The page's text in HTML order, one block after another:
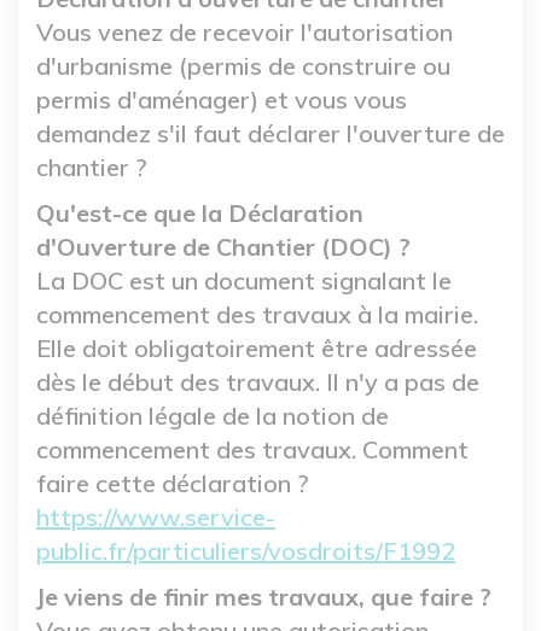
Vous venez de recevoir l'autorisation
d'urbanisme (permis de construire ou
permis d'aménager) et vous vous
demandez s'il faut déclarer l'ouverture de
chantier ?
Qu'est-ce que la Déclaration
d'Ouverture de Chantier (DOC) ?
La DOC est un document signalant le
commencement des travaux à la mairie.
Elle doit obligatoirement être adressée
dès le début des travaux. Il n'y a pas de
définition légale de la notion de
commencement des travaux. Comment
faire cette déclaration ?
https://www.service-
public.fr/particuliers/vosdroits/F1992
Je viens de finir mes travaux, que faire ?